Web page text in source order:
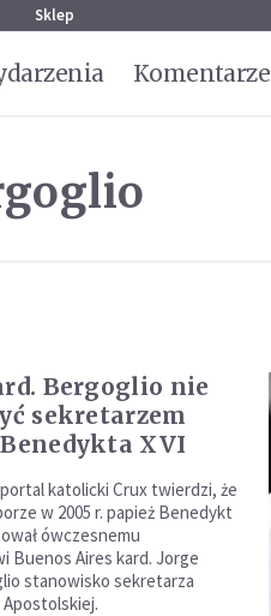
Sklep
Komentarze
Bergoglio nie
sekretarzem
XVI
katolicki Crux twierdzi, że
w 2005 r. papież Benedykt
ówczesnemu
Buenos Aires kard. Jorge
stanowisko sekretarza